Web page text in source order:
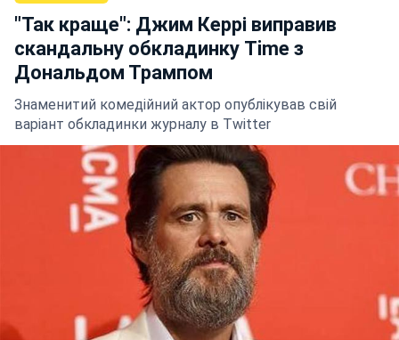
"Так краще": Джим Керрі виправив
скандальну обкладинку Time з
Дональдом Трампом
Знаменитий комедійний актор опублікував свій
варіант обкладинки журналу в Twitter